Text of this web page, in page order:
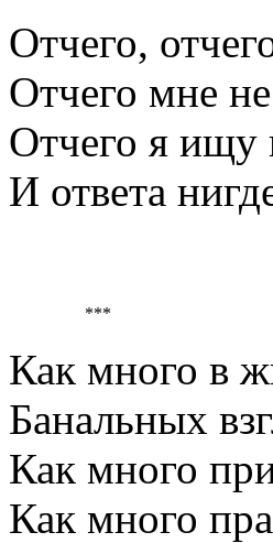
Отчего,
Отчего мне
Отчего я ищу
И ответа
***
Как много в
Банальных
Как много
Как много